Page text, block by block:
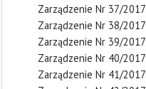
Zarządzenie Nr 37/2017
Zarządzenie Nr 38/2017
Zarządzenie Nr 39/2017
Zarządzenie Nr 40/2017
Zarządzenie Nr 41/2017